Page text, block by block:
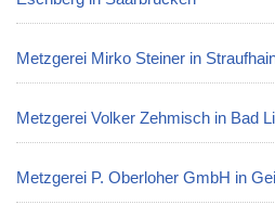
Metzgerei Mirko Steiner in
Metzgerei Volker Zehmisch in Bad
Metzgerei P. Oberloher GmbH in